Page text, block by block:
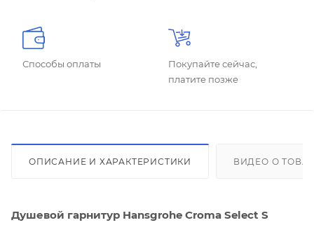
Способы оплаты
Покупайте сейчас,
платите позже
ОПИСАНИЕ И ХАРАКТЕРИСТИКИ ВИДЕО О
Душевой гарнитур Hansgrohe Croma Select S